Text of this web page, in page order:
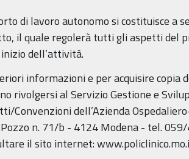
di lavoro autonomo si costituisce a
il quale regolerà tutti gli aspetti del
dell’attività.
informazioni e per acquisire copia
rivolgersi al Servizio Gestione e
Convenzioni dell’Azienda
n. 71/b - 4124 Modena - tel.
il sito internet: